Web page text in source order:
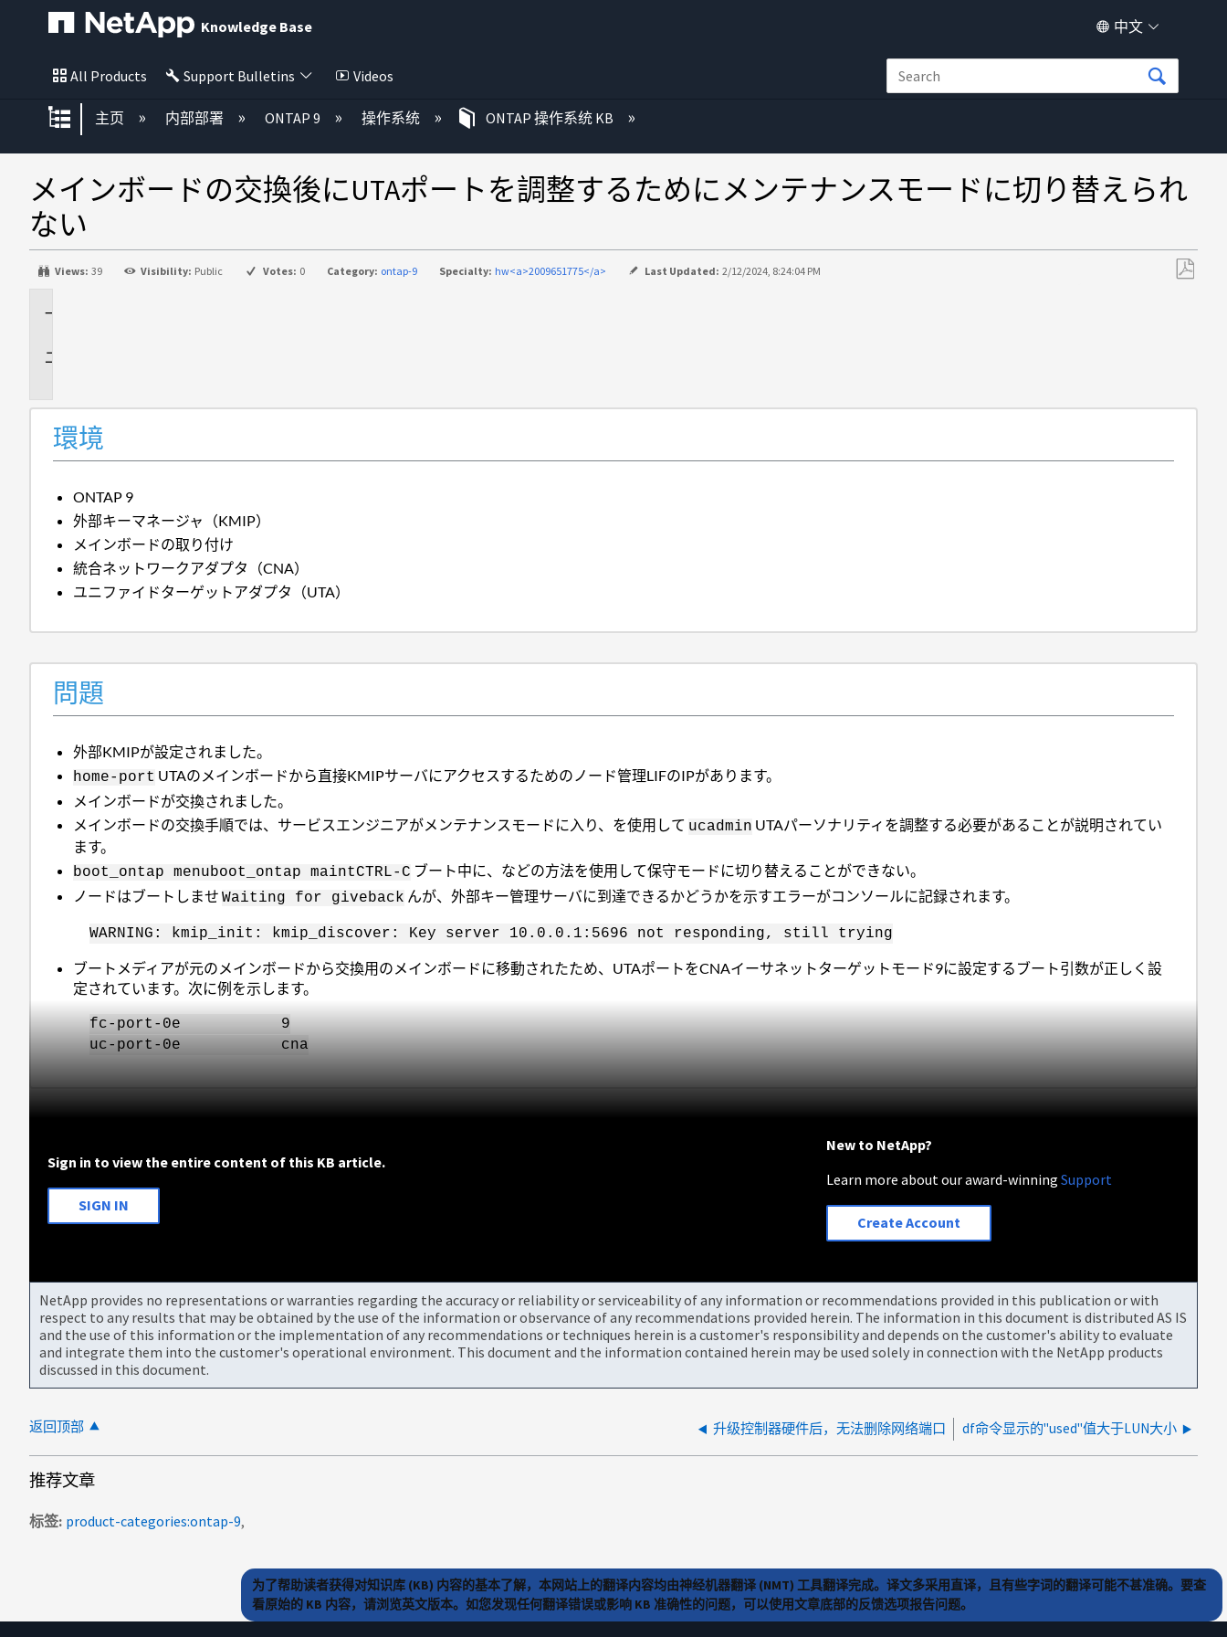
Knowledge Base 中文
All Products Support Bulletins Videos
扩展/隐缩全局层次
主页 内部部署 ONTAP 9 操作系统 ONTAP 操作系统 KB
メインボードの交換後にUTAポートを調整するためにメンテナンスモードに切り替えられ
ない
Views: 39 Visibility: Public Votes: 0 Category: ontap-9 Specialty: hw<a>2009651775</a> Last Updated: 2/12/2024, 8:24:04 PM
環境
ONTAP 9
外部キーマネージャ（KMIP）
メインボードの取り付け
統合ネットワークアダプタ（CNA）
ユニファイドターゲットアダプタ（UTA）
問題
外部KMIPが設定されました。
home-port UTAのメインボードから直接KMIPサーバにアクセスするためのノード管理LIFのIPがあります。
メインボードが交換されました。
メインボードの交換手順では、サービスエンジニアがメンテナンスモードに入り、を使用して ucadmin UTAパーソナリティを調整する必要があることが説明されてい
ます。
boot_ontap menuboot_ontap maintCTRL-C ブート中に、などの方法を使用して保守モードに切り替えることができない。
ノードはブートしませWaiting for giveback んが、外部キー管理サーバに到達できるかどうかを示すエラーがコンソールに記録されます。
WARNING: kmip_init: kmip_discover: Key server 10.0.0.1:5696 not responding, still trying
ブートメディアが元のメインボードから交換用のメインボードに移動されたため、UTAポートをCNAイーサネットターゲットモード9に設定するブート引数が正しく設
定されています。次に例を示します。
fc-port-0e 9
uc-port-0e cna
Sign in to view the entire content of this KB article.
SIGN IN
New to NetApp?
Learn more about our award-winningSupport
Create Account
NetApp provides no representations or warranties regarding the accuracy or reliability or serviceability of any information or recommendations provided in this publication or with
respect to any results that may be obtained by the use of the information or observance of any recommendations provided herein. The information in this document is distributed AS IS
and the use of this information or the implementation of any recommendations or techniques herein is a customer's responsibility and depends on the customer's ability to evaluate
and integrate them into the customer's operational environment. This document and the information contained herein may be used solely in connection with the NetApp products
discussed in this document.
返回顶部 升级控制器硬件后，无法删除网络端口 df命令显示的"used"值大于LUN大小
推荐文章
标签 product-categories:ontap-9
为了帮助读者获得对知识库 (KB) 内容的基本了解，本网站上的翻译内容均由神经机器翻译 (NMT) 工具翻译完成。译文多采用直译，且有些字词的翻译可能不甚准确。要查
看原始的 KB 内容，请浏览英文版本。如您发现任何翻译错误或影响 KB 准确性的问题，可以使用文章底部的反馈选项报告问题。